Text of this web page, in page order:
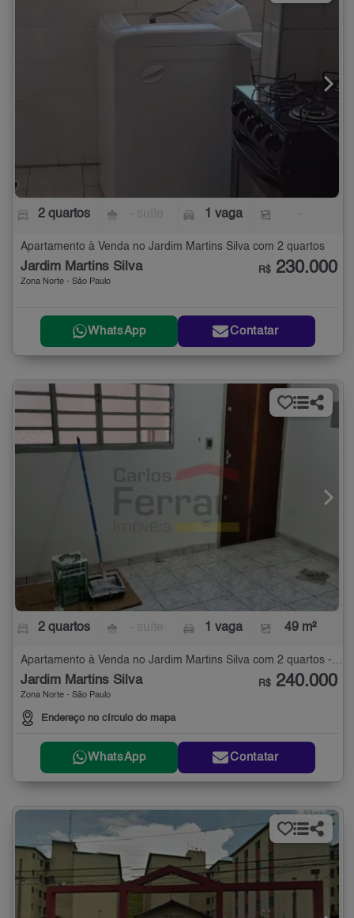
2 quartos 1 vaga
Apartamento à Venda no Jardim Martins Silva com 2 quartos
Jardim Martins Silva
Zona Norte - São Paulo
R$ 230.000
WhatsApp Contatar
2 quartos 1 vaga 49 m²
Jardim Martins Silva
Zona Norte - São Paulo
Endereço no círculo do mapa
R$ 240.000
WhatsApp Contatar